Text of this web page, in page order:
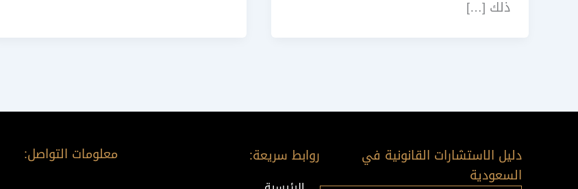
ذلك […]
دليل الاستشارات القانونية في
السعودية
روابط سريعة: معلومات التواصل: